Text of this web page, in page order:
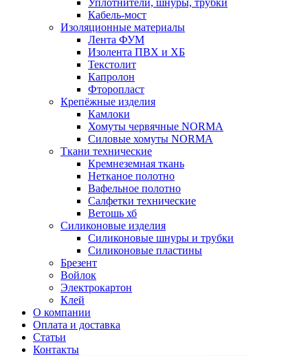
Уплотнители, шнуры, трубки
Кабель-мост
Изоляционные материалы
Лента ФУМ
Изолента ПВХ и ХБ
Текстолит
Капролон
Фторопласт
Крепёжные изделия
Камлоки
Хомуты червячные NORMA
Силовые хомуты NORMA
Ткани технические
Кремнеземная ткань
Нетканое полотно
Вафельное полотно
Салфетки технические
Ветошь хб
Силиконовые изделия
Силиконовые шнуры и трубки
Силиконовые пластины
Брезент
Войлок
Электрокартон
Клей
О компании
Оплата и доставка
Статьи
Контакты